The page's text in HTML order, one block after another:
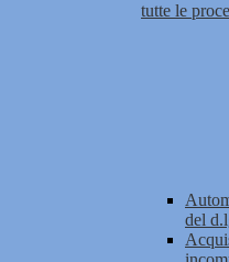
tutte le
del